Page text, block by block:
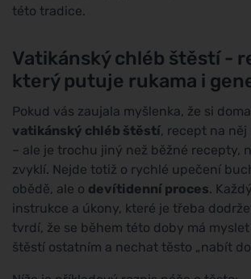
této tradice.
Vatikánský chléb štěstí -
který putuje rukama i
Pokud vás zaujala myšlenka, že si
vatikánský chléb štěstí, recept na
– ale je trochu jiný než běžné recepty,
zvyklí. Nejde totiž o rychlé upečení
obědě, ale o devítidenní proces.
instrukce a úkony, které je třeba
tvrdí, že se během této doby má
štěstí ostatním a nechat těsto „nabít